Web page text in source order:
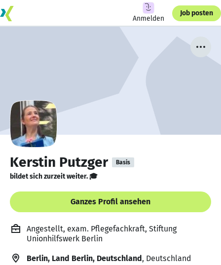
Anmelden
Job posten
Kerstin Putzger Basis
bildet sich zurzeit weiter. 🎓
Ganzes Profil ansehen
Angestellt, exam. Pflegefachkraft, Stiftung
Unionhilfswerk Berlin
Berlin, Land Berlin, Deutschland, Deutschland